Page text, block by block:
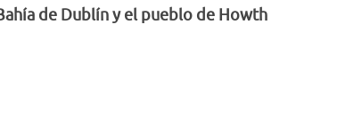
de Dublín y el pueblo de Howth